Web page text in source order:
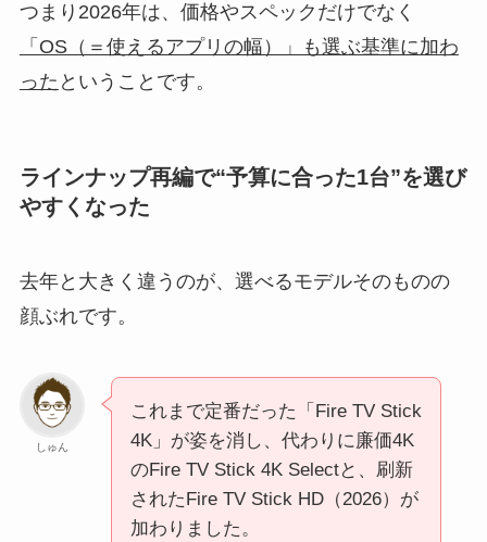
つまり2026年は、価格やスペックだけでなく
「OS（＝使えるアプリの幅）」も選ぶ基準に加わ
った ということです。
ラインナップ再編で“予算に合った1台”を選び
やすくなった
去年と大きく違うのが、選べるモデルそのものの
顔ぶれです。
しゅん
これまで定番だった「Fire TV Stick
4K」が姿を消し、代わりに廉価4K
のFire TV Stick 4K Selectと、刷新
されたFire TV Stick HD（2026）が
加わりました。